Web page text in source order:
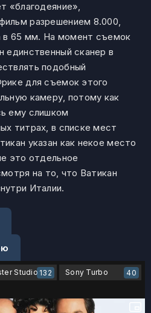
«благодеяние»,
разрешением 8.000,
в 65 мм. На момент съемок
единственный сканер в
подобный
для съемок этого
камеру, потому как
ему слишком
титрах, в списке мест
указан как некое место
это отдельное
на то, что Ватикан
Италии.
Studio 132 Sony Turbo
40